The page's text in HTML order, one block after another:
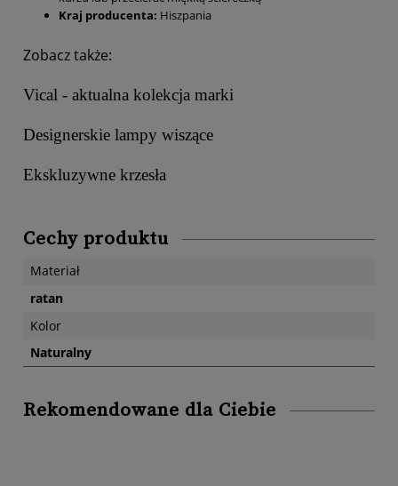
Kraj producenta: Hiszpania
Zobacz także:
Vical - aktualna kolekcja marki
Designerskie lampy wiszące
Ekskluzywne krzesła
Cechy produktu
Materiał
ratan
Kolor
Naturalny
Rekomendowane dla Ciebie